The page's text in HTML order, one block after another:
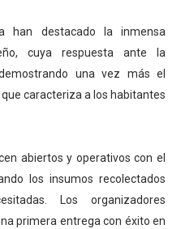
han destacado la inmensa
cuya respuesta ante la
una vez más el
caracteriza a los habitantes
abiertos y operativos con el
los insumos recolectados
Los organizadores
primera entrega con éxito en